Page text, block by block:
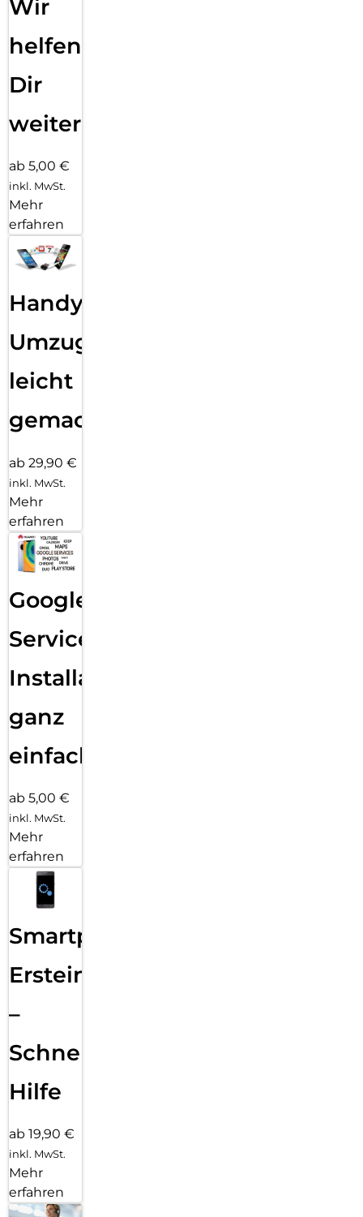
Wir
helfen
Dir
weiter
ab 5,00 €
inkl. MwSt.
Mehr
erfahren
Handy
Umzug
leicht
gemacht!
ab 29,90 €
inkl. MwSt.
Mehr
erfahren
Google
Services
Installation
ganz
einfach
ab 5,00 €
inkl. MwSt.
Mehr
erfahren
Smartphone
Ersteinrichtung
–
Schnelle
Hilfe
ab 19,90 €
inkl. MwSt.
Mehr
erfahren